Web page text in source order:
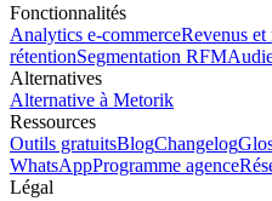
Fonctionnalités
Analytics e-commerceRevenus et
rétentionSegmentation RFM
Alternatives
Alternative à Metorik
Ressources
Outils gratuitsBlogChangelog
WhatsAppProgramme agence
Légal